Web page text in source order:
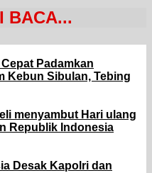
BACA...
Padamkan
Kebun Sibulan, Tebing
menyambut Hari ulang
Republik Indonesia
Desak Kapolri dan